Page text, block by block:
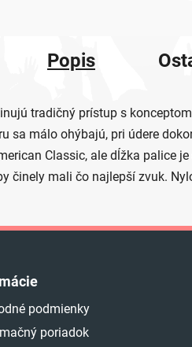
Popis
tradičný prístup s
sa málo ohýbajú, pri údere
Classic, ale dĺžka palice
činely mali čo najlepší zvuk.
podmienky
poriadok